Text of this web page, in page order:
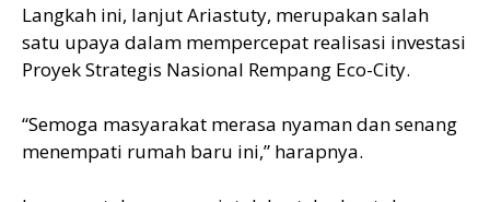
Langkah ini, lanjut Ariastuty, merupakan salah
satu upaya dalam mempercepat realisasi investasi
Proyek Strategis Nasional Rempang Eco-City.
“Semoga masyarakat merasa nyaman dan senang
menempati rumah baru ini,” harapnya.